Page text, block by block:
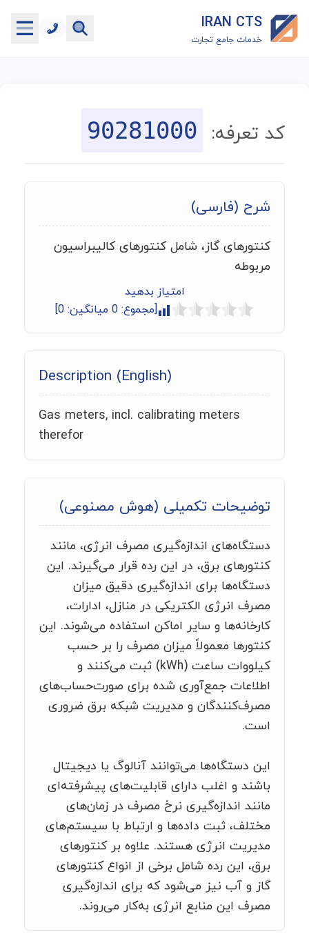
IRAN CTS
خدمات جامع تجارت
جستجوگر تعرفه گمرکی
ماشین حساب گمرکی
خدمات رایگان دیگر
کد تعرفه: 90281000
شرح (فارسی)
کنتورهای گاز، شامل کنتورهای کالیبراسیون
مربوطه
امتیاز بدهید
[مجموع: 0 میانگین: 0
]
Description (English)
Gas meters, incl. calibrating meters
therefor
توضیحات تکمیلی (هوش مصنوعی)
دستگاه‌های اندازه‌گیری مصرف انرژی، مانند
کنتورهای برق، در این رده قرار می‌گیرند. این
دستگاه‌ها برای اندازه‌گیری دقیق میزان
مصرف انرژی الکتریکی در منازل، ادارات،
کارخانه‌ها و سایر اماکن استفاده می‌شوند. این
کنتورها معمولاً میزان مصرف را بر حسب
کیلووات ساعت (kWh) ثبت می‌کنند و
اطلاعات جمع‌آوری شده برای صورت‌حساب‌های
مصرف‌کنندگان و مدیریت شبکه برق ضروری
است.
این دستگاه‌ها می‌توانند آنالوگ یا دیجیتال
باشند و اغلب دارای قابلیت‌های پیشرفته‌ای
مانند اندازه‌گیری نرخ مصرف در زمان‌های
مختلف، ثبت داده‌ها و ارتباط با سیستم‌های
مدیریت انرژی هستند. علاوه بر کنتورهای
برق، این رده شامل برخی از انواع کنتورهای
گاز و آب نیز می‌شود که برای اندازه‌گیری
مصرف این منابع انرژی به‌کار می‌روند.